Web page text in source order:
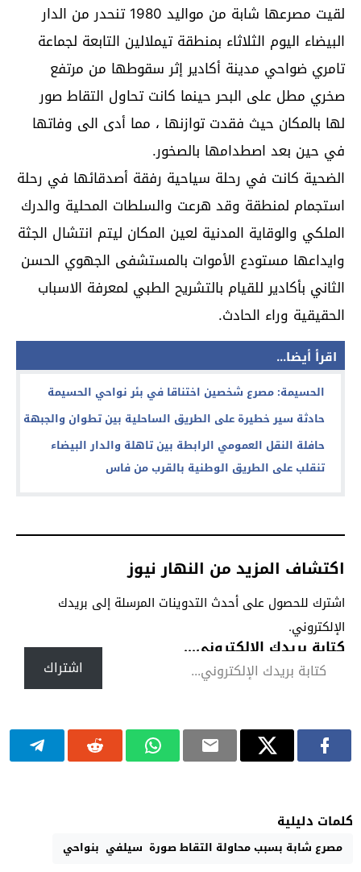
لقيت مصرعها شابة من مواليد 1980 تنحدر من الدار
البيضاء اليوم الثلاثاء بمنطقة تيملالين التابعة لجماعة
تامري ضواحي مدينة أكادير إثر سقوطها من مرتفع
صخري مطل على البحر حينما كانت تحاول التقاط صور
لها بالمكان حيث فقدت توازنها ، مما أدى الى وفاتها
في حين بعد اصطدامها بالصخور.
الضحية كانت في رحلة سياحية رفقة أصدقائها في رحلة
استجمام لمنطقة وقد هرعت والسلطات المحلية والدرك
الملكي والوقاية المدنية لعين المكان ليتم انتشال الجثة
وايداعها مستودع الأموات بالمستشفى الجهوي الحسن
الثاني بأكادير للقيام بالتشريح الطبي لمعرفة الاسباب
الحقيقية وراء الحادث.
اقرأ أيضا...
الحسيمة: مصرع شخصين اختناقا في بئر نواحي الحسيمة
حادثة سير خطيرة على الطريق الساحلية بين تطوان والجبهة
حافلة النقل العمومي الرابطة بين تاهلة والدار البيضاء
تنقلب على الطريق الوطنية بالقرب من فاس
اكتشاف المزيد من النهار نيوز
اشترك للحصول على أحدث التدوينات المرسلة إلى بريدك
الإلكتروني.
كتابة بريدك الإلكتروني...
اشتراك
كلمات دليلية
مصرع شابة بسبب محاولة التقاط صورة سيلفي بنواحي